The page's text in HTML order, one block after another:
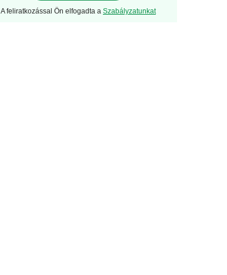
A feliratkozással Ön elfogadta a Szabályzatunkat